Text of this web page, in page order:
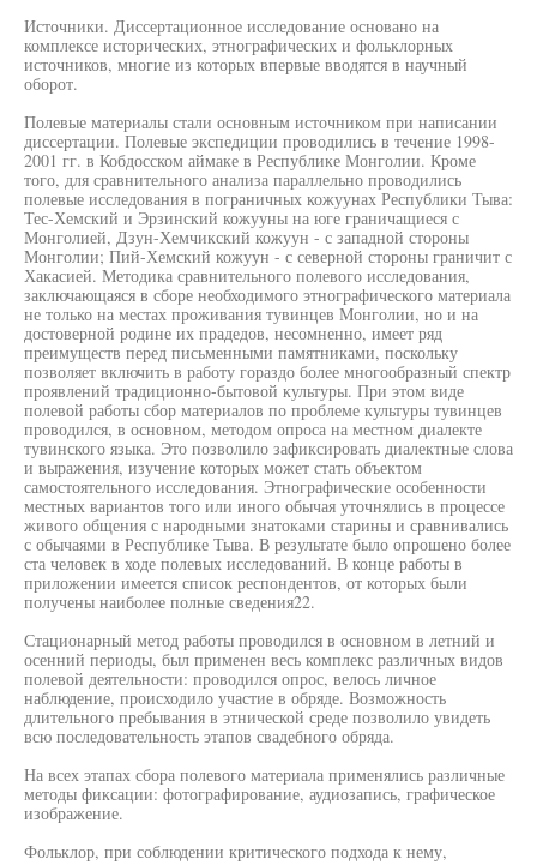
Источники. Диссертационное исследование основано на
комплексе исторических, этнографических и фольклорных
источников, многие из которых впервые вводятся в научный
оборот.
Полевые материалы стали основным источником при написании
диссертации. Полевые экспедиции проводились в течение 1998-
2001 гг. в Кобдосском аймаке в Республике Монголии. Кроме
того, для сравнительного анализа параллельно проводились
полевые исследования в пограничных кожуунах Республики Тыва:
Тес-Хемский и Эрзинский кожууны на юге граничащиеся с
Монголией, Дзун-Хемчикский кожуун - с западной стороны
Монголии; Пий-Хемский кожуун - с северной стороны граничит с
Хакасией. Методика сравнительного полевого исследования,
заключающаяся в сборе необходимого этнографического материала
не только на местах проживания тувинцев Монголии, но и на
достоверной родине их прадедов, несомненно, имеет ряд
преимуществ перед письменными памятниками, поскольку
позволяет включить в работу гораздо более многообразный спектр
проявлений традиционно-бытовой культуры. При этом виде
полевой работы сбор материалов по проблеме культуры тувинцев
проводился, в основном, методом опроса на местном диалекте
тувинского языка. Это позволило зафиксировать диалектные слова
и выражения, изучение которых может стать объектом
самостоятельного исследования. Этнографические особенности
местных вариантов того или иного обычая уточнялись в процессе
живого общения с народными знатоками старины и сравнивались
с обычаями в Республике Тыва. В результате было опрошено более
ста человек в ходе полевых исследований. В конце работы в
приложении имеется список респондентов, от которых были
получены наиболее полные сведения22.
Стационарный метод работы проводился в основном в летний и
осенний периоды, был применен весь комплекс различных видов
полевой деятельности: проводился опрос, велось личное
наблюдение, происходило участие в обряде. Возможность
длительного пребывания в этнической среде позволило увидеть
всю последовательность этапов свадебного обряда.
На всех этапах сбора полевого материала применялись различные
методы фиксации: фотографирование, аудиозапись, графическое
изображение.
Фольклор, при соблюдении критического подхода к нему,